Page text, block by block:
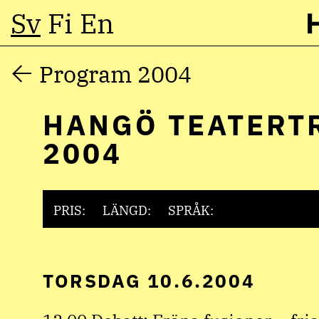
Hoppa
innehåll
Sv Fi En
Program 2004
HANGÖ
2004
PRIS: LÄNGD: SPRÅK:
TORSDAG 10.6.2004